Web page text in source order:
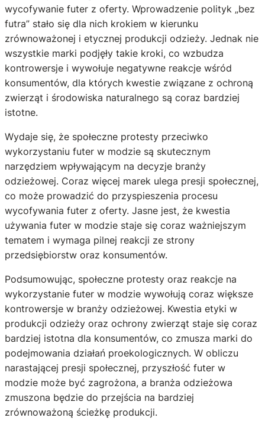
wycofywanie futer z oferty. Wprowadzenie polityk „bez
futra” stało się dla nich krokiem w kierunku
zrównoważonej i etycznej produkcji odzieży. Jednak nie
wszystkie marki podjęły takie kroki, co wzbudza
kontrowersje i wywołuje negatywne reakcje wśród
konsumentów, dla których kwestie związane z ochroną
zwierząt i środowiska naturalnego są coraz bardziej
istotne.
Wydaje się, że społeczne protesty przeciwko
wykorzystaniu futer w modzie są skutecznym
narzędziem wpływającym na decyzje branży
odzieżowej. Coraz więcej marek ulega presji społecznej,
co może prowadzić do przyspieszenia procesu
wycofywania futer z oferty. Jasne jest, że kwestia
używania futer w modzie staje się coraz ważniejszym
tematem i wymaga pilnej reakcji ze strony
przedsiębiorstw oraz konsumentów.
Podsumowując, społeczne protesty oraz reakcje na
wykorzystanie futer w modzie wywołują coraz większe
kontrowersje w branży odzieżowej. Kwestia etyki w
produkcji odzieży oraz ochrony zwierząt staje się coraz
bardziej istotna dla konsumentów, co zmusza marki do
podejmowania działań proekologicznych. W obliczu
narastającej presji społecznej, przyszłość futer w
modzie może być zagrożona, a branża odzieżowa
zmuszona będzie do przejścia na bardziej
zrównoważoną ścieżkę produkcji.